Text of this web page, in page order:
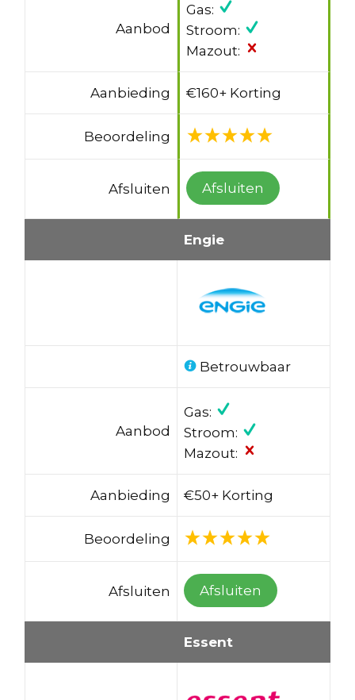
Aanbod
Gas:
Stroom:
Mazout:
Aanbieding €160+ Korting
Beoordeling
Afsluiten Afsluiten
Engie
Betrouwbaar
Aanbod
Gas:
Stroom:
Mazout:
Aanbieding €50+ Korting
Beoordeling
Afsluiten Afsluiten
Essent